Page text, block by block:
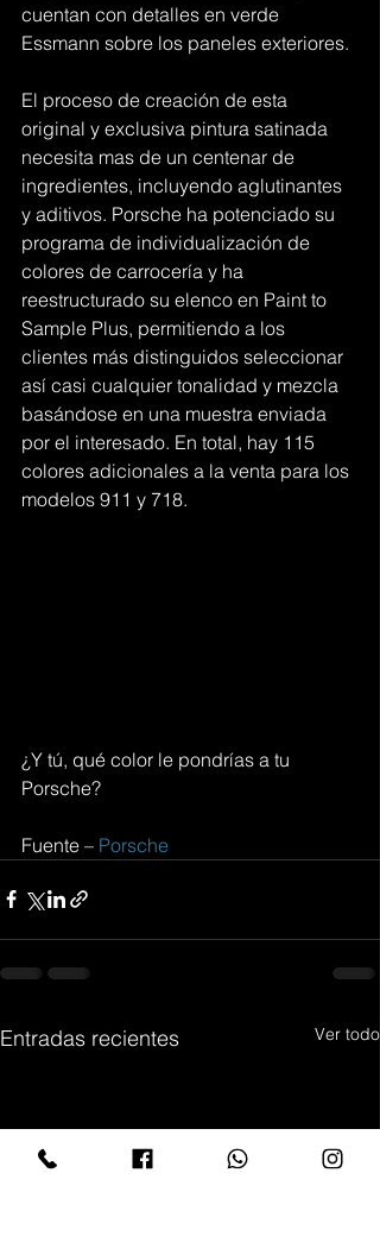
cuentan con detalles en verde
Essmann sobre los paneles exteriores.
El proceso de creación de esta
original y exclusiva pintura satinada
necesita mas de un centenar de
ingredientes, incluyendo aglutinantes
y aditivos. Porsche ha potenciado su
programa de individualización de
colores de carrocería y ha
reestructurado su elenco en Paint to
Sample Plus, permitiendo a los
clientes más distinguidos seleccionar
así casi cualquier tonalidad y mezcla
basándose en una muestra enviada
por el interesado. En total, hay 115
colores adicionales a la venta para los
modelos 911 y 718.
¿Y tú, qué color le pondrías a tu
Porsche?
Fuente – Porsche
Entradas recientes Ver todo